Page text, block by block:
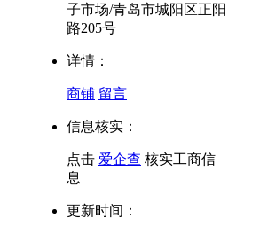
子市场/青岛市城阳区正阳
路205号
详情：
商铺 留言
信息核实：
点击 爱企查 核实工商信
息
更新时间：